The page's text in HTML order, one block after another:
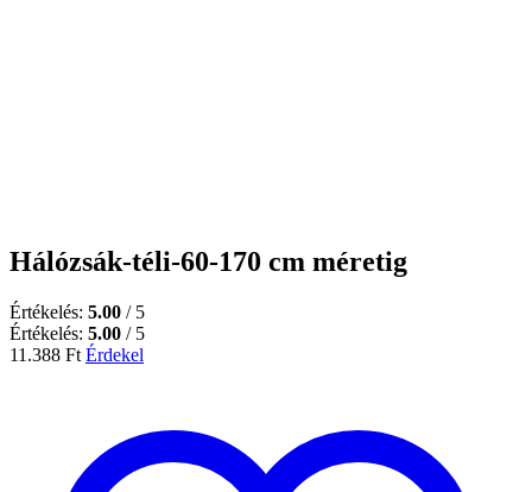
Hálózsák-téli-60-170 cm méretig
Értékelés: 5.00 / 5
Értékelés: 5.00 / 5
11.388 Ft Érdekel